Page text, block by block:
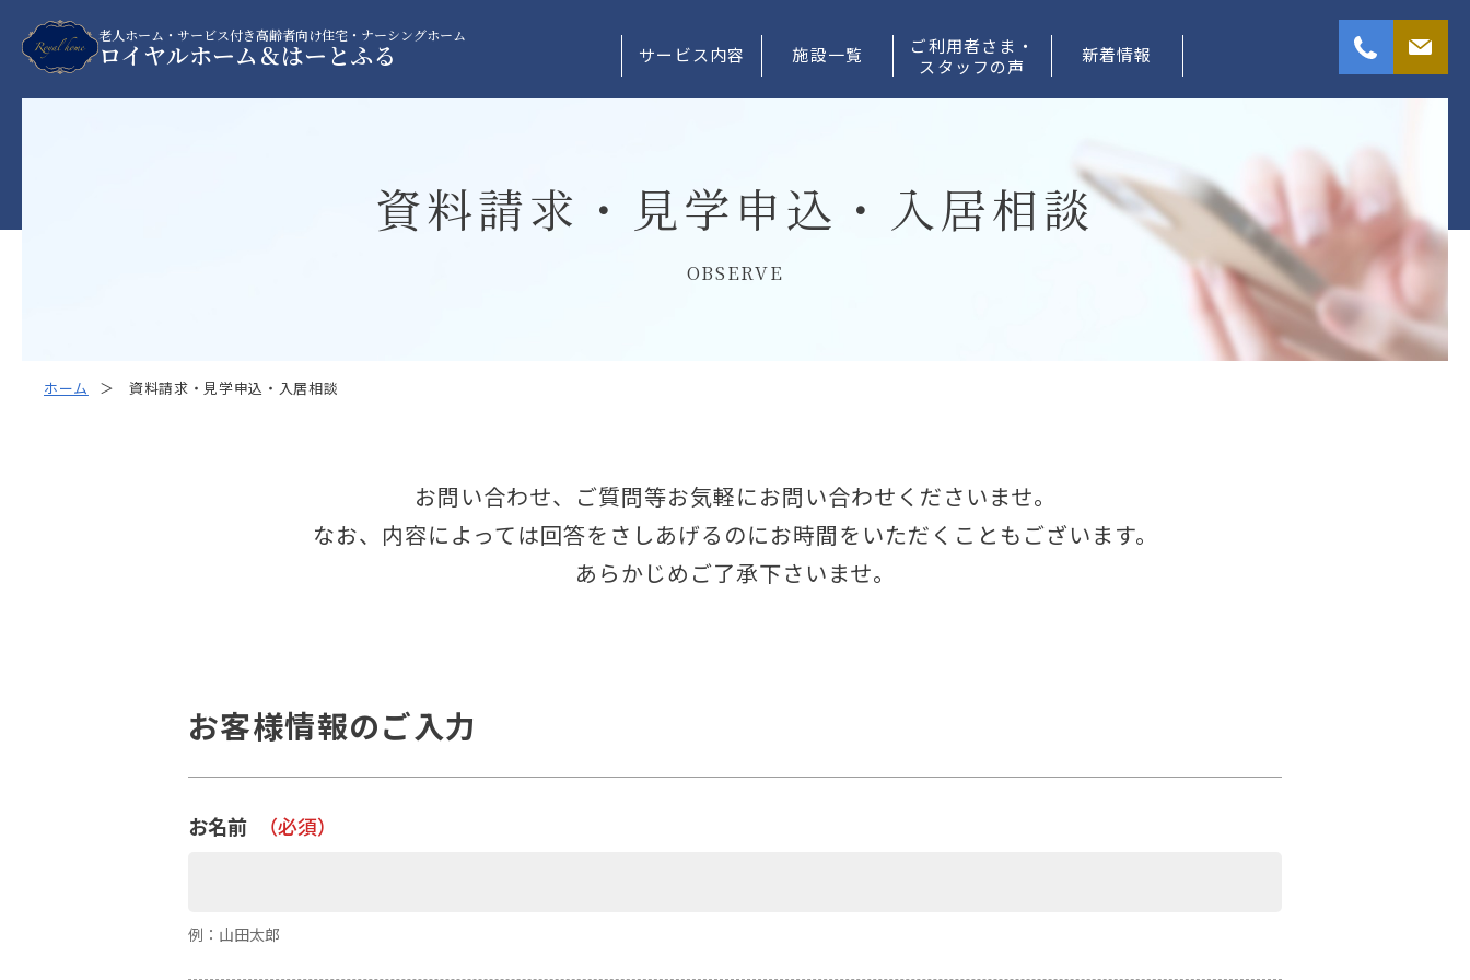
老人ホーム・サービス付き高齢者向け住宅・ナーシングホーム
ロイヤルホーム＆はーとふる サービス内容 施設一覧
ご利用者さま・
スタッフの声
新着情報
資料請求・見学申込・入居相談
OBSERVE
ホーム 資料請求・見学申込・入居相談
お問い合わせ、ご質問等お気軽にお問い合わせくださいませ。
なお、内容によっては回答をさしあげるのにお時間をいただくこともございます。
あらかじめご了承下さいませ。
お客様情報のご入力
お名前 （必須）
例：山田太郎